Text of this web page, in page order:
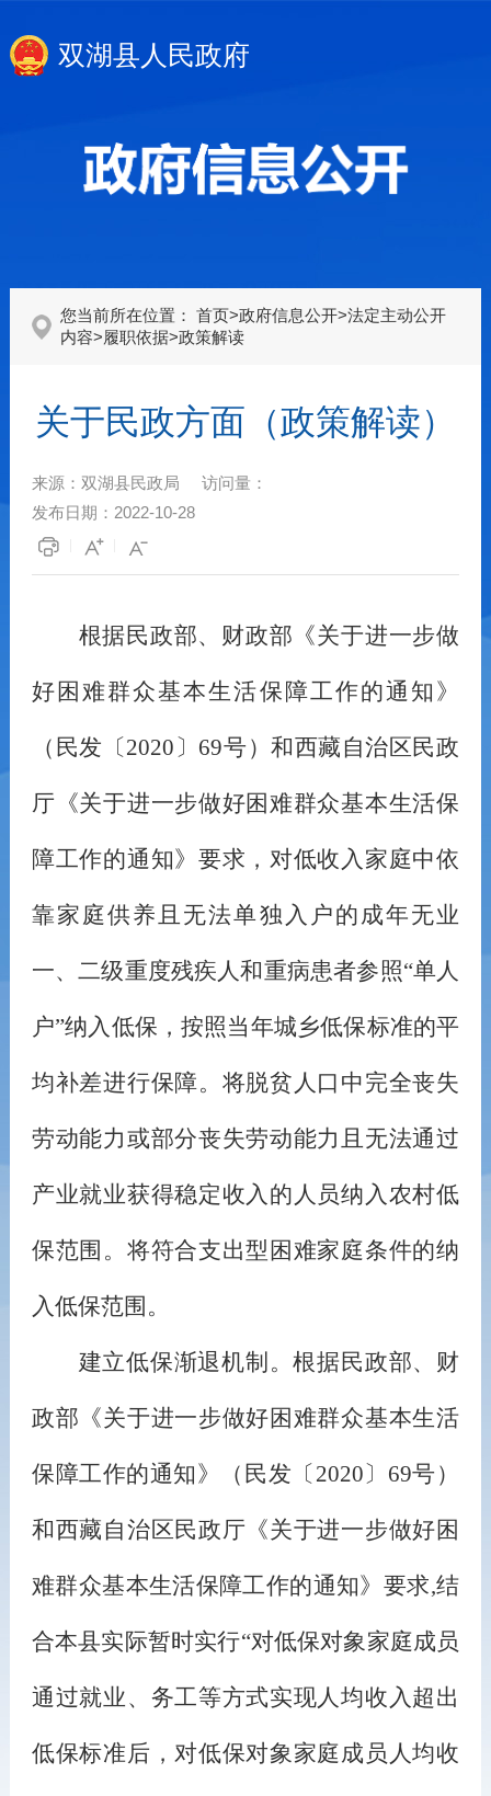
双湖县人民政府
您当前所在位置： 首页>政府信息公开>法定主动公开
内容>履职依据>政策解读
关于民政方面（政策解读）
来源： 双湖县民政局
访问量：
发布日期： 2022-10-28
根据民政部、财政部《关于进一步做
好困难群众基本生活保障工作的通知》
（民发〔2020 〕 69号）和西藏自治区民政
厅《关于进一步做好困难群众基本生活保
障工作的通知》要求，对低收入家庭中依
靠家庭供养且无法单独入户的成年无业
一、二级重度残疾人和重病患者参照“单人
户”纳入低保，按照当年城乡低保标准的平
均补差进行保障。将脱贫人口中完全丧失
劳动能力或部分丧失劳动能力且无法通过
产业就业获得稳定收入的人员纳入农村低
保范围。将符合支出型困难家庭条件的纳
入低保范围。
建立低保渐退机制。根据民政部、财
政部《关于进一步做好困难群众基本生活
保障工作的通知》（民发〔 2020〕 69号）
和西藏自治区民政厅《关于进一步做好困
难群众基本生活保障工作的通知》要求,结
合本县实际暂时实行“对低保对象家庭成员
通过就业、务工等方式实现人均收入超出
低保标准后，对低保对象家庭成员人均收